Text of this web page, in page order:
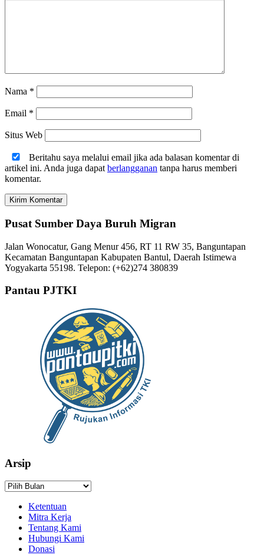
Nama *
Email *
Situs Web
Beritahu saya melalui email jika ada balasan komentar di
artikel ini. Anda juga dapat berlangganan tanpa harus memberi
komentar.
Pusat Sumber Daya Buruh Migran
Jalan Wonocatur, Gang Menur 456, RT 11 RW 35, Banguntapan
Kecamatan Banguntapan Kabupaten Bantul, Daerah Istimewa
Yogyakarta 55198. Telepon: (+62)274 380839
Pantau PJTKI
Arsip
Arsip
Ketentuan
Mitra Kerja
Tentang Kami
Hubungi Kami
Donasi